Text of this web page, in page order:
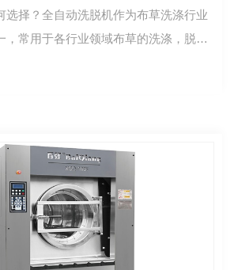
选择？全自动洗脱机作为布草洗涤行业
，常用于各行业领域布草的洗涤，脱